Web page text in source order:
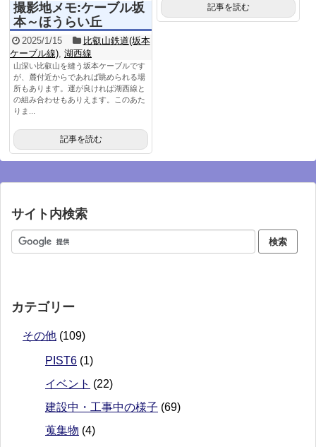
撮影地メモ:ケーブル坂
本～ほうらい丘
2025/1/15
比叡山鉄道(坂本
ケーブル線), 湖西線
山深い比叡山を縫う坂本ケーブルです
が、麓付近からであれば眺められる場
所もあります。運が良ければ湖西線と
の組み合わせもありえます。このあた
りま...
記事を読む
記事を読む
サイト内検索
カテゴリー
その他 (109)
PIST6 (1)
イベント (22)
建設中・工事中の様子 (69)
蒐集物 (4)